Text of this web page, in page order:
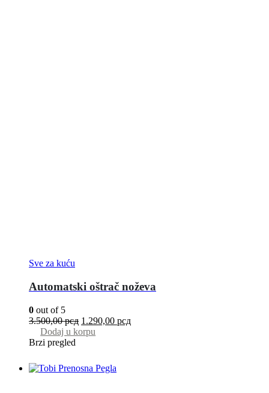
Sve za kuću
Automatski oštrač noževa
0 out of 5
3.500,00рсд 1.290,00 рсд
Dodaj u korpu
Brzi pregled